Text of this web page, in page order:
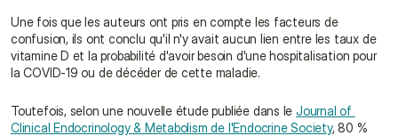
Une fois que les auteurs ont pris en compte les facteurs de
confusion, ils ont conclu qu'il n'y avait aucun lien entre les taux de
vitamine D et la probabilité d'avoir besoin d'une hospitalisation pour
la COVID-19 ou de décéder de cette maladie.
Toutefois, selon une nouvelle étude publiée dans le Journal of
Clinical Endocrinology & Metabolism de l'Endocrine Society, 80 %